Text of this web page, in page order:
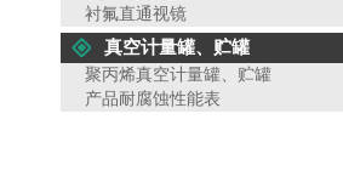
衬氟直通视镜
真空计量罐、贮罐
聚丙烯真空计量罐、贮罐
产品耐腐蚀性能表